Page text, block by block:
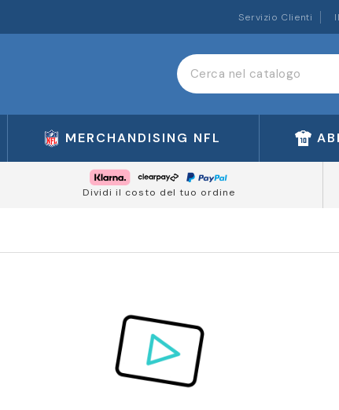
Servizio Clienti
MERCHANDISING NFL
Dividi il costo del tuo ordine